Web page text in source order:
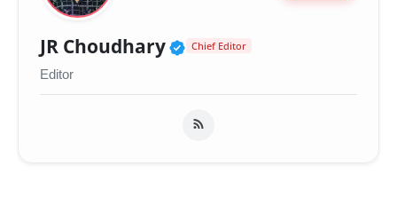
JR Choudhary Verified Public Figure
Chief Editor
Editor